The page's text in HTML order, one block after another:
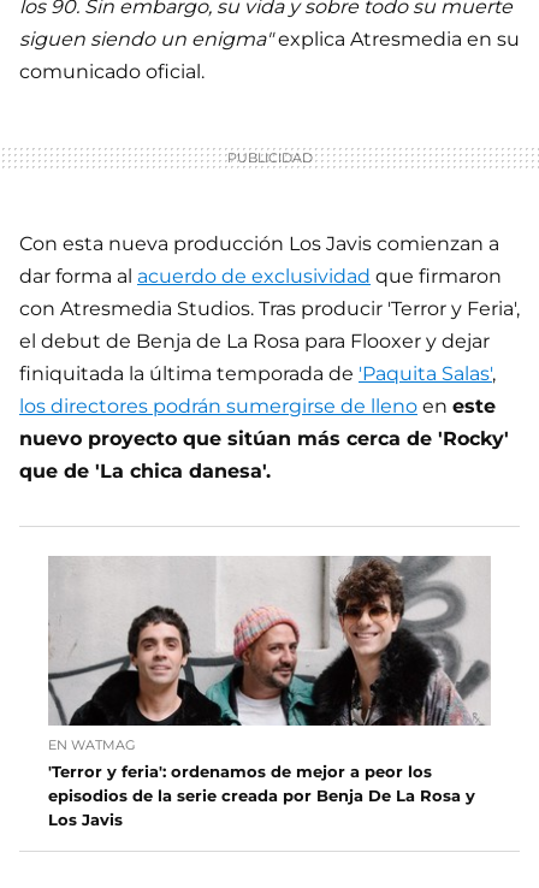
los 90. Sin embargo, su vida y sobre todo su muerte
siguen siendo un enigma"explica Atresmedia en su
comunicado oficial.
Con esta nueva producción Los Javis comienzan a
dar forma al acuerdo de exclusividad que firmaron
con Atresmedia Studios. Tras producir 'Terror y Feria',
el debut de Benja de La Rosa para Flooxer y dejar
finiquitada la última temporada de 'Paquita Salas',
los directores podrán sumergirse de lleno en este
nuevo proyecto que sitúan más cerca de 'Rocky'
que de 'La chica danesa'.
EN WATMAG
'Terror y feria': ordenamos de mejor a peor los
episodios de la serie creada por Benja De La Rosa y
Los Javis